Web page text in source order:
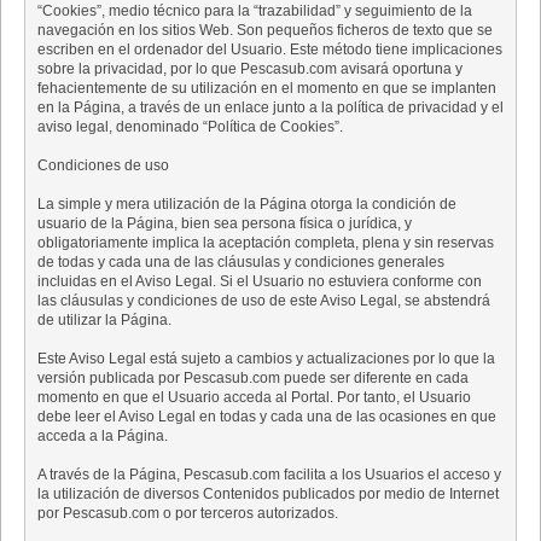
“Cookies”, medio técnico para la “trazabilidad” y seguimiento de la
navegación en los sitios Web. Son pequeños ficheros de texto que se
escriben en el ordenador del Usuario. Este método tiene implicaciones
sobre la privacidad, por lo que Pescasub.com avisará oportuna y
fehacientemente de su utilización en el momento en que se implanten
en la Página, a través de un enlace junto a la política de privacidad y el
aviso legal, denominado “Política de Cookies”.
Condiciones de uso
La simple y mera utilización de la Página otorga la condición de
usuario de la Página, bien sea persona física o jurídica, y
obligatoriamente implica la aceptación completa, plena y sin reservas
de todas y cada una de las cláusulas y condiciones generales
incluidas en el Aviso Legal. Si el Usuario no estuviera conforme con
las cláusulas y condiciones de uso de este Aviso Legal, se abstendrá
de utilizar la Página.
Este Aviso Legal está sujeto a cambios y actualizaciones por lo que la
versión publicada por Pescasub.com puede ser diferente en cada
momento en que el Usuario acceda al Portal. Por tanto, el Usuario
debe leer el Aviso Legal en todas y cada una de las ocasiones en que
acceda a la Página.
A través de la Página, Pescasub.com facilita a los Usuarios el acceso y
la utilización de diversos Contenidos publicados por medio de Internet
por Pescasub.com o por terceros autorizados.